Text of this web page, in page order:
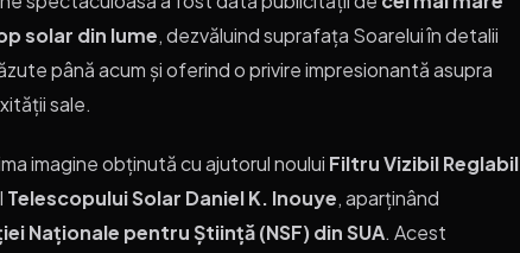
solar din lume, dezvăluind suprafața Soarelui în detalii
până acum și oferind o privire impresionantă asupra
sale.
imagine obținută cu ajutorul noului Filtru Vizibil Reglabil
Telescopului Solar Daniel K. Inouye, aparținând
Naționale pentru Știință (NSF) din SUA. Acest